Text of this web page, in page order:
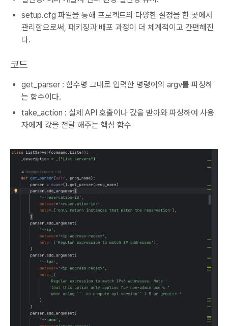
setup.cfg 파일을 통해 프로젝트의 다양한 설정을 한 곳에서
관리함으로써, 패키징과 배포 과정이 더 체계적이고 간편해진
다.
코드
get_parser : 함수명 그대로 입력한 명령어의 argv를 파싱하
는 함수이다.
take_action : 실제 API 호출이나 값을 받아와 파싱하여 사용
자에게 값을 전달 해주는 핵심 함수